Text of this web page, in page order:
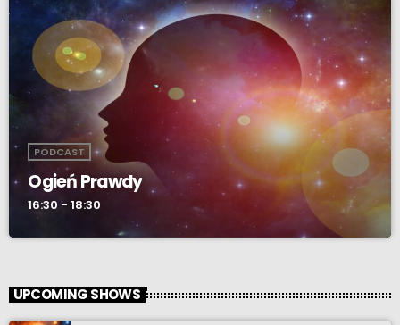
PODCAST
Ogień Prawdy
16:30 - 18:30
UPCOMING SHOWS